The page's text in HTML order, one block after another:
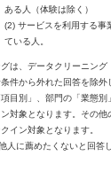
ある人（体験は除く）
(2) サービスを利用する事
ている人。
は、データクリーニング
件から外れた回答を除外
目別」、部門の「業態別
対象となります。その
イン対象となります。
に薦めたくないと回答